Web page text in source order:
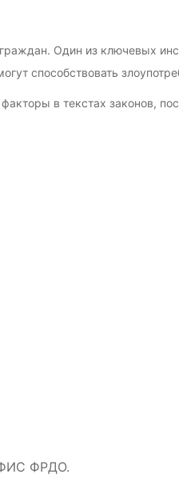
граждан. Один из ключевых
способствовать
факторы в текстах законов,
ФИС ФРДО.